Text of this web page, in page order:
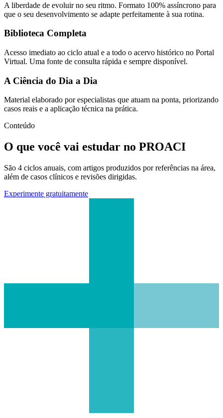
A liberdade de evoluir no seu ritmo. Formato 100% assíncrono para
que o seu desenvolvimento se adapte perfeitamente à sua rotina.
Biblioteca Completa
Acesso imediato ao ciclo atual e a todo o acervo histórico no Portal
Virtual. Uma fonte de consulta rápida e sempre disponível.
A Ciência do Dia a Dia
Material elaborado por especialistas que atuam na ponta, priorizando
casos reais e a aplicação técnica na prática.
Conteúdo
O que você vai estudar no PROACI
São 4 ciclos anuais, com artigos produzidos por referências na área,
além de casos clínicos e revisões dirigidas.
Experimente gratuitamente